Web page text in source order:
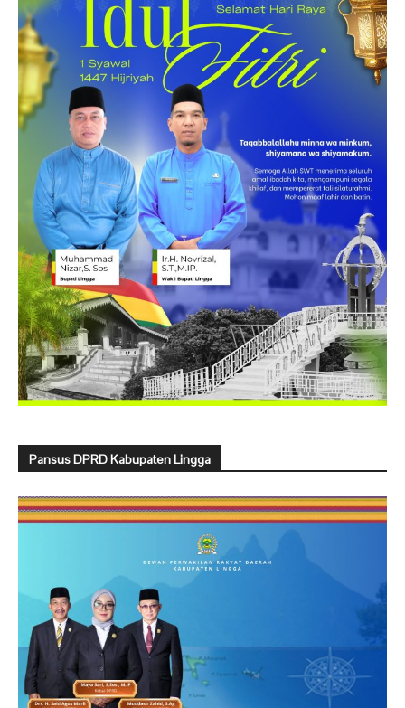
Pansus DPRD Kabupaten Lingga